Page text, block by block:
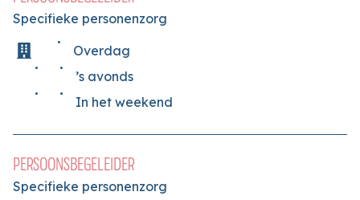
Specifieke personenzorg
Overdag
’s avonds
In het weekend
PERSOONSBEGELEIDER
Specifieke personenzorg